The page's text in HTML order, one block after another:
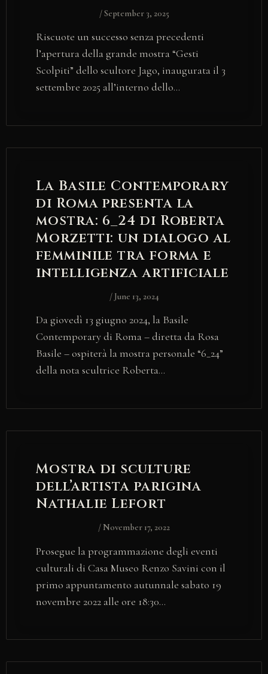
/September 3, 2025
Riscuote un successo senza precedenti
l’apertura della grande mostra “Gesti
Scolpiti” dello scultore Jago, inaugurata il 3
settembre 2025 all’interno dello…
La Basile Contemporary
di Roma presenta la
mostra: 6_24 di Roberta
Morzetti: un dialogo al
femminile tra forma e
intelligenza artificiale
/ June 13, 2024
Da giovedì 13 giugno 2024, la Basile
Contemporary di Roma – diretta da Rosa
Basile – ospiterà la mostra personale “6_24”
della nota scultrice Roberta…
Mostra di sculture
dell’artista parigina
Nathalie Lefort
/November 17, 2022
Prosegue la programmazione degli eventi
culturali di Casa Museo Renzo Savini con il
primo appuntamento autunnale sabato 19
novembre 2022 alle ore 18:30…